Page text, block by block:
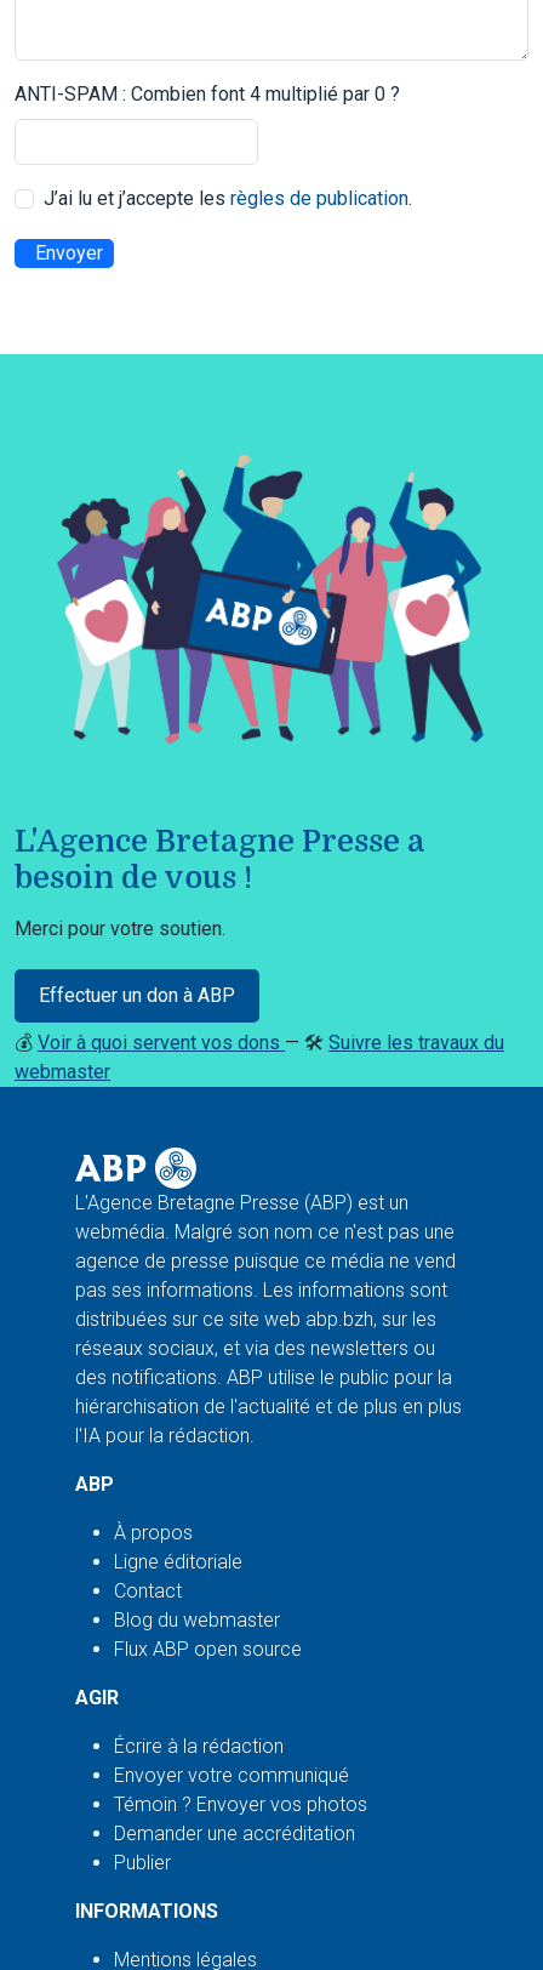
ANTI-SPAM : Combien font 4 multiplié par 0 ?
J’ai lu et j’accepte les règles de publication.
Envoyer
L'Agence Bretagne Presse a
besoin de vous !
Merci pour votre soutien.
Effectuer un don à ABP
💰 Voir à quoi servent vos dons — 🛠️ Suivre les travaux du
webmaster
L'Agence Bretagne Presse (ABP) est un
webmédia. Malgré son nom ce n'est pas une
agence de presse puisque ce média ne vend
pas ses informations. Les informations sont
distribuées sur ce site web abp.bzh, sur les
réseaux sociaux, et via des newsletters ou
des notifications. ABP utilise le public pour la
hiérarchisation de l'actualité et de plus en plus
l'IA pour la rédaction.
ABP
À propos
Ligne éditoriale
Contact
Blog du webmaster
Flux ABP open source
AGIR
Écrire à la rédaction
Envoyer votre communiqué
Témoin ? Envoyer vos photos
Demander une accréditation
Publier
INFORMATIONS
Mentions légales